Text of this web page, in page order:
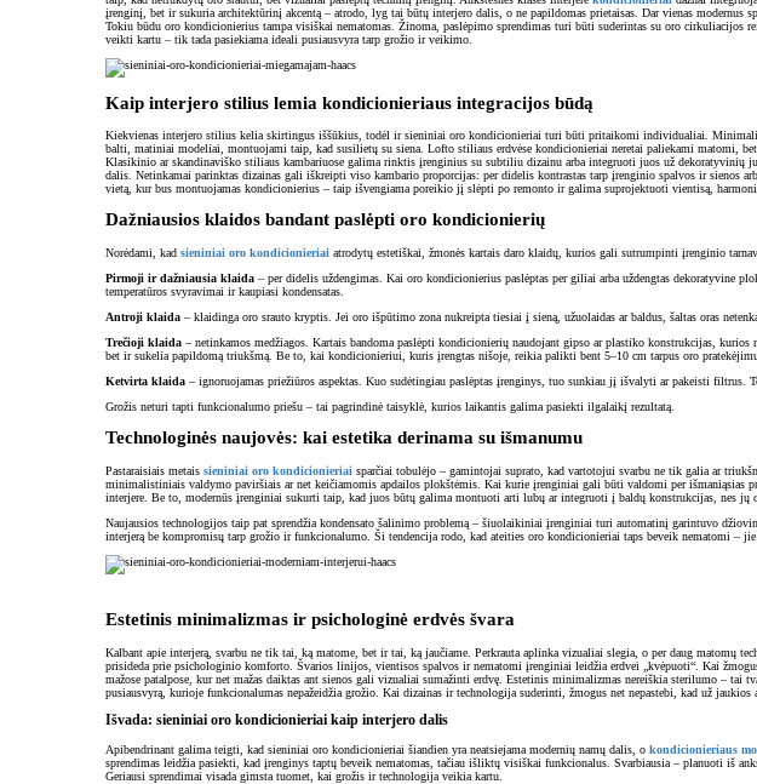
įrenginį, bet ir sukuria architektūrinį akcentą – atrodo, lyg tai būtų interjero dalis, o ne papildomas prietaisas. Dar vienas modernus
Tokiu būdu oro kondicionierius tampa visiškai nematomas. Žinoma, paslėpimo sprendimas turi būti suderintas su oro
veikti kartu – tik tada pasiekiama ideali pusiausvyra tarp grožio ir veikimo.
Kaip interjero stilius lemia kondicionieriaus integracijos būdą
Kiekvienas interjero stilius kelia skirtingus iššūkius, todėl ir sieniniai oro kondicionieriai turi būti pritaikomi individualiai.
balti, matiniai modeliai, montuojami taip, kad susilietų su siena. Lofto stiliaus erdvėse kondicionieriai neretai paliekami matomi,
Klasikinio ar skandinaviško stiliaus kambariuose galima rinktis įrenginius su subtiliu dizainu arba integruoti juos už
dalis. Netinkamai parinktas dizainas gali iškreipti viso kambario proporcijas: per didelis kontrastas tarp įrenginio spalvos ir sienos
vietą, kur bus montuojamas kondicionierius – taip išvengiama poreikio jį slėpti po remonto ir galima suprojektuoti vientisą,
Dažniausios klaidos bandant paslėpti oro kondicionierių
Norėdami, kad sieniniai oro kondicionieriai atrodytų estetiškai, žmonės kartais daro klaidų, kurios gali sutrumpinti įrenginio
Pirmoji ir dažniausia klaida – per didelis uždengimas. Kai oro kondicionierius paslėptas per giliai arba uždengtas dekoratyvine
temperatūros svyravimai ir kaupiasi kondensatas.
Antroji klaida – klaidinga oro srauto kryptis. Jei oro išpūtimo zona nukreipta tiesiai į sieną, užuolaidas ar baldus, šaltas oras
Trečioji klaida – netinkamos medžiagos. Kartais bandoma paslėpti kondicionierių naudojant gipso ar plastiko konstrukcijas,
bet ir sukelia papildomą triukšmą. Be to, kai kondicionieriui, kuris įrengtas nišoje, reikia palikti bent 5–10 cm tarpus oro
Ketvirta klaida – ignoruojamas priežiūros aspektas. Kuo sudėtingiau paslėptas įrenginys, tuo sunkiau jį išvalyti ar pakeisti filtrus.
Grožis neturi tapti funkcionalumo priešu – tai pagrindinė taisyklė, kurios laikantis galima pasiekti ilgalaikį rezultatą.
Technologinės naujovės: kai estetika derinama su išmanumu
Pastaraisiais metais sieniniai oro kondicionieriai sparčiai tobulėjo – gamintojai suprato, kad vartotojui svarbu ne tik galia ar
minimalistiniais valdymo paviršiais ar net keičiamomis apdailos plokštėmis. Kai kurie įrenginiai gali būti valdomi per išmaniąsias
interjere. Be to, modernūs įrenginiai sukurti taip, kad juos būtų galima montuoti arti lubų ar integruoti į baldų konstrukcijas, nes jų
Naujausios technologijos taip pat sprendžia kondensato šalinimo problemą – šiuolaikiniai įrenginiai turi automatinį garintuvo
interjerą be kompromisų tarp grožio ir funkcionalumo. Ši tendencija rodo, kad ateities oro kondicionieriai taps beveik nematomi –
Estetinis minimalizmas ir psichologinė erdvės švara
Kalbant apie interjerą, svarbu ne tik tai, ką matome, bet ir tai, ką jaučiame. Perkrauta aplinka vizualiai slegia, o per daug matomų
prisideda prie psichologinio komforto. Švarios linijos, vientisos spalvos ir nematomi įrenginiai leidžia erdvei „kvėpuoti“. Kai
mažose patalpose, kur net mažas daiktas ant sienos gali vizualiai sumažinti erdvę. Estetinis minimalizmas nereiškia sterilumo –
pusiausvyrą, kurioje funkcionalumas nepažeidžia grožio. Kai dizainas ir technologija suderinti, žmogus net nepastebi, kad už jaukios
Išvada: sieniniai oro kondicionieriai kaip interjero dalis
Apibendrinant galima teigti, kad sieniniai oro kondicionieriai šiandien yra neatsiejama modernių namų dalis, o kondicionieriaus
sprendimas leidžia pasiekti, kad įrenginys taptų beveik nematomas, tačiau išliktų visiškai funkcionalus. Svarbiausia – planuoti iš
Geriausi sprendimai visada gimsta tuomet, kai grožis ir technologija veikia kartu.